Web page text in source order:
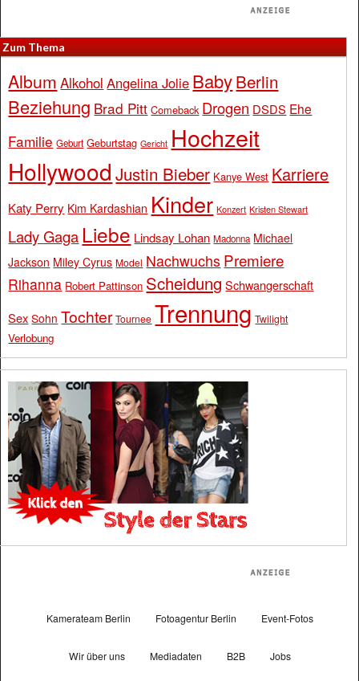
Zum Thema
Album Alkohol Angelina Jolie BabyBerlin
Beziehung Brad Pitt Comeback Drogen DSDS Ehe
Familie Geburt Geburtstag Gericht Hochzeit
Hollywood Justin Bieber Kanye West Karriere
Katy Perry Kim Kardashian Kinder Konzert Kristen Stewart
Lady Gaga Liebe Lindsay Lohan Madonna Michael
Jackson Miley Cyrus Model Nachwuchs Premiere
Rihanna Robert Pattinson Scheidung Schwangerschaft
Sex Sohn Tochter Tournee Trennung Twilight
Verlobung
Kamerateam Berlin Fotoagentur Berlin Event-Fotos
Wir über uns Mediadaten B2B Jobs